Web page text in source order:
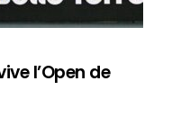
l’Open de